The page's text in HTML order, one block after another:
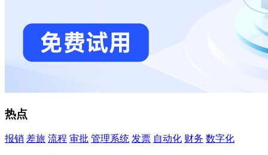
热点
报销 差旅 流程 审批 管理系统 发票 自动化 财务 数字化